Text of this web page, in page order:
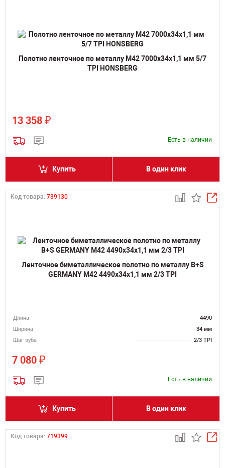
Полотно ленточное по металлу M42 7000х34х1,1 мм 5/7
TPI HONSBERG
13 358 ₽
Есть в наличии
Купить В один клик
Код товара: 739130
Ленточное биметаллическое полотно по металлу B+S
GERMANY M42 4490х34х1,1 мм 2/3 TPI
Длина
4490
Ширина
34 мм
Шаг зуба
2/3 TPI
7 080 ₽
Есть в наличии
Купить В один клик
Код товара: 719399